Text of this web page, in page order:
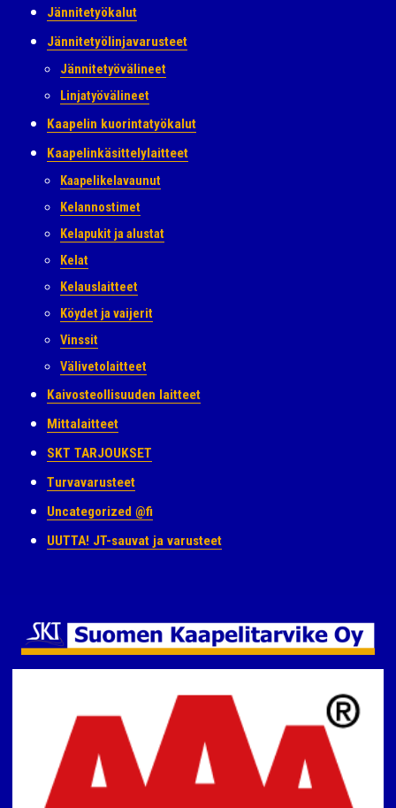
Jännitetyökalut
Jännitetyölinjavarusteet
Jännitetyövälineet
Linjatyövälineet
Kaapelin kuorintatyökalut
Kaapelinkäsittelylaitteet
Kaapelikelavaunut
Kelannostimet
Kelapukit ja alustat
Kelat
Kelauslaitteet
Köydet ja vaijerit
Vinssit
Välivetolaitteet
Kaivosteollisuuden laitteet
Mittalaitteet
SKT TARJOUKSET
Turvavarusteet
Uncategorized @fi
UUTTA! JT-sauvat ja varusteet